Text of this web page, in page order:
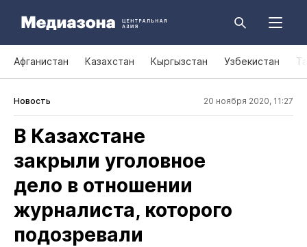
Афганистан Казахстан Кыргызстан Узбекистан
Новость 20 ноября 2020, 11:27
В Казахстане
закрыли уголовное
дело в отношении
журналиста, которого
подозревали